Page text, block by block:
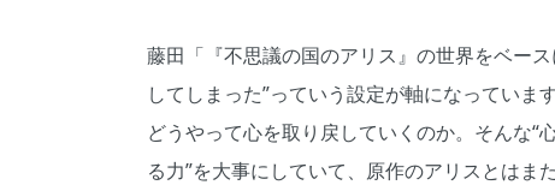
藤田「『不思議の国のアリス』の世界をベー
してしまった”っていう設定が軸になってい
どうやって心を取り戻していくのか。そんな“
る力”を大事にしていて、原作のアリスとは